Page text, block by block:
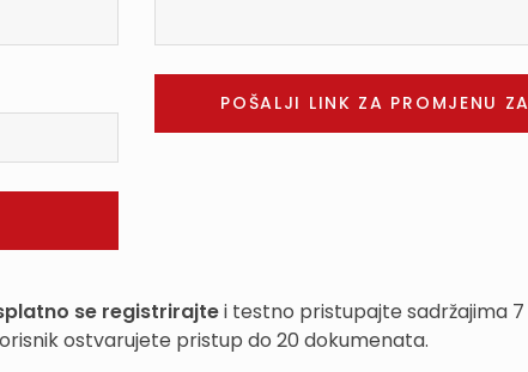
se registrirajtei testno pristupajte sadržajima 7
ostvarujete pristup do 20 dokumenata.